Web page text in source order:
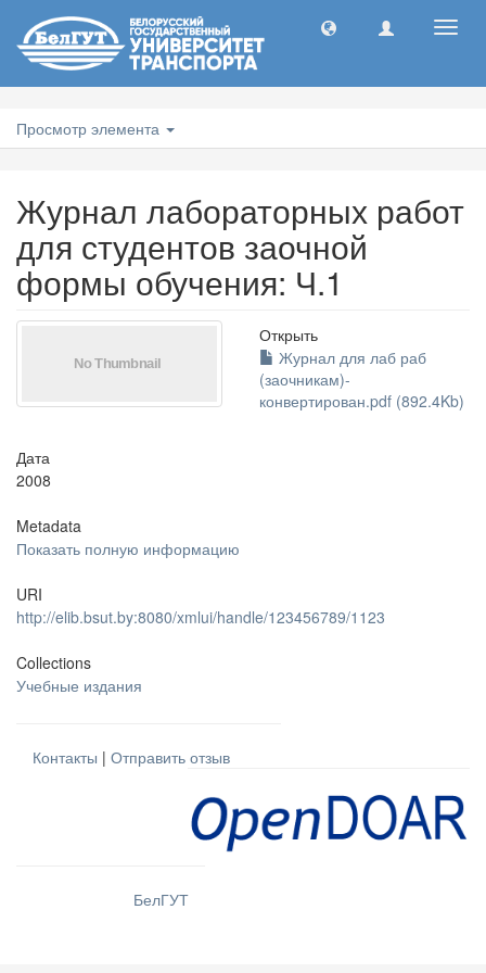
Просмотр элемента
Журнал лабораторных работ
для студентов заочной
формы обучения: Ч.1
Открыть
Журнал для лаб раб
(заочникам)-
конвертирован.pdf (892.4Kb)
Дата
2008
Metadata
Показать полную информацию
URI
http://elib.bsut.by:8080/xmlui/handle/123456789/1123
Collections
Учебные издания
Контакты | Отправить отзыв
БелГУТ